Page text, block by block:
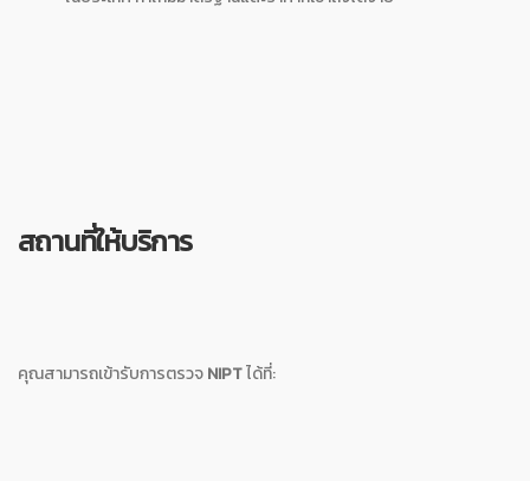
สถานที่ให้บริการ
คุณสามารถเข้ารับการตรวจNIPTได้ที่: